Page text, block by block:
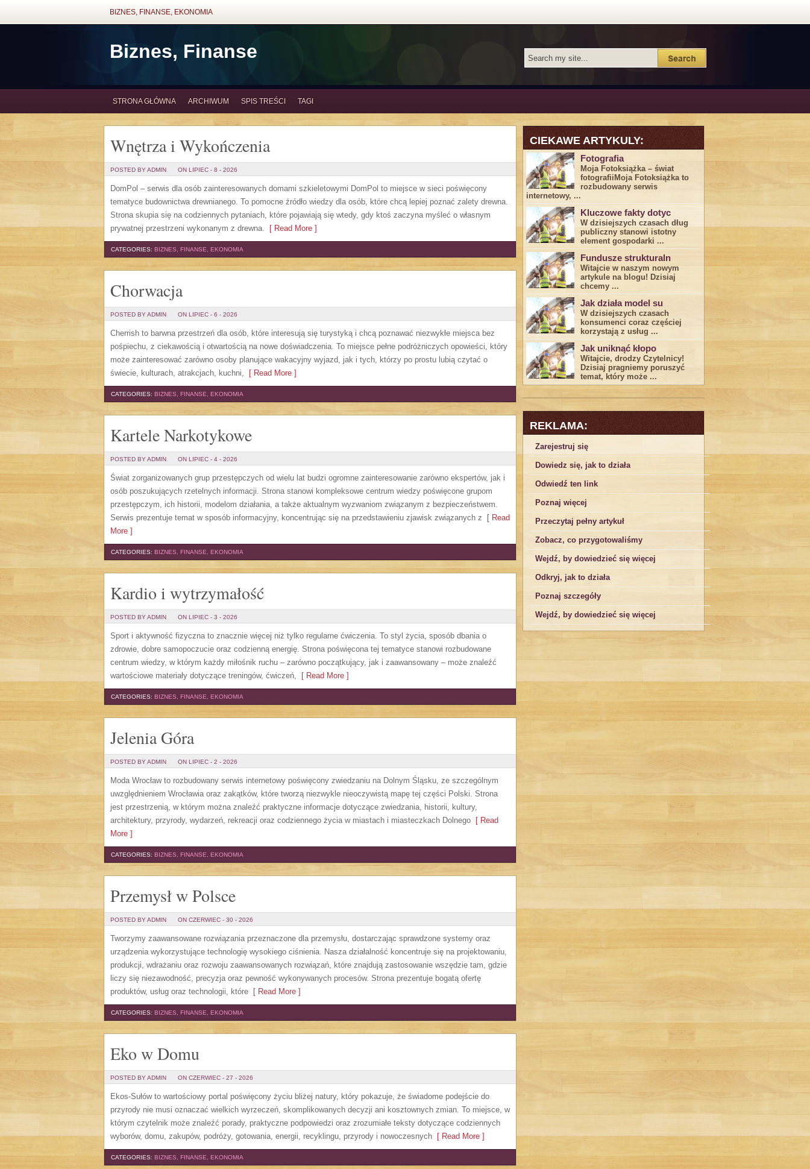
BIZNES, FINANSE, EKONOMIA
Biznes, Finanse
STRONA GŁÓWNA ARCHIWUM SPIS TREŚCI TAGI
Wnętrza i Wykończenia
POSTED BY ADMIN ON LIPIEC - 8 - 2026
DomPol – serwis dla osób zainteresowanych domami szkieletowymi DomPol to miejsce w sieci poświęcony
tematyce budownictwa drewnianego. To pomocne źródło wiedzy dla osób, które chcą lepiej poznać zalety drewna.
Strona skupia się na codziennych pytaniach, które pojawiają się wtedy, gdy ktoś zaczyna myśleć o własnym
prywatnej przestrzeni wykonanym z drewna. [ Read More ]
CATEGORIES: BIZNES, FINANSE, EKONOMIA
Chorwacja
POSTED BY ADMIN ON LIPIEC - 6 - 2026
Cherrish to barwna przestrzeń dla osób, które interesują się turystyką i chcą poznawać niezwykłe miejsca bez
pośpiechu, z ciekawością i otwartością na nowe doświadczenia. To miejsce pełne podróżniczych opowieści, który
może zainteresować zarówno osoby planujące wakacyjny wyjazd, jak i tych, którzy po prostu lubią czytać o
świecie, kulturach, atrakcjach, kuchni, [ Read More ]
CATEGORIES: BIZNES, FINANSE, EKONOMIA
Kartele Narkotykowe
POSTED BY ADMIN ON LIPIEC - 4 - 2026
Świat zorganizowanych grup przestępczych od wielu lat budzi ogromne zainteresowanie zarówno ekspertów, jak i
osób poszukujących rzetelnych informacji. Strona stanowi kompleksowe centrum wiedzy poświęcone grupom
przestępczym, ich historii, modelom działania, a także aktualnym wyzwaniom związanym z bezpieczeństwem.
Serwis prezentuje temat w sposób informacyjny, koncentrując się na przedstawieniu zjawisk związanych z [ Read
More ]
CATEGORIES: BIZNES, FINANSE, EKONOMIA
Kardio i wytrzymałość
POSTED BY ADMIN ON LIPIEC - 3 - 2026
Sport i aktywność fizyczna to znacznie więcej niż tylko regularne ćwiczenia. To styl życia, sposób dbania o
zdrowie, dobre samopoczucie oraz codzienną energię. Strona poświęcona tej tematyce stanowi rozbudowane
centrum wiedzy, w którym każdy miłośnik ruchu – zarówno początkujący, jak i zaawansowany – może znaleźć
wartościowe materiały dotyczące treningów, ćwiczeń, [ Read More ]
CATEGORIES: BIZNES, FINANSE, EKONOMIA
Jelenia Góra
POSTED BY ADMIN ON LIPIEC - 2 - 2026
Moda Wrocław to rozbudowany serwis internetowy poświęcony zwiedzaniu na Dolnym Śląsku, ze szczególnym
uwzględnieniem Wrocławia oraz zakątków, które tworzą niezwykle nieoczywistą mapę tej części Polski. Strona
jest przestrzenią, w którym można znaleźć praktyczne informacje dotyczące zwiedzania, historii, kultury,
architektury, przyrody, wydarzeń, rekreacji oraz codziennego życia w miastach i miasteczkach Dolnego [ Read
More ]
CATEGORIES: BIZNES, FINANSE, EKONOMIA
Przemysł w Polsce
POSTED BY ADMIN ON CZERWIEC - 30 - 2026
Tworzymy zaawansowane rozwiązania przeznaczone dla przemysłu, dostarczając sprawdzone systemy oraz
urządzenia wykorzystujące technologię wysokiego ciśnienia. Nasza działalność koncentruje się na projektowaniu,
produkcji, wdrażaniu oraz rozwoju zaawansowanych rozwiązań, które znajdują zastosowanie wszędzie tam, gdzie
liczy się niezawodność, precyzja oraz pewność wykonywanych procesów. Strona prezentuje bogatą ofertę
produktów, usług oraz technologii, które [ Read More ]
CATEGORIES: BIZNES, FINANSE, EKONOMIA
Eko w Domu
POSTED BY ADMIN ON CZERWIEC - 27 - 2026
Ekos-Sułów to wartościowy portal poświęcony życiu bliżej natury, który pokazuje, że świadome podejście do
przyrody nie musi oznaczać wielkich wyrzeczeń, skomplikowanych decyzji ani kosztownych zmian. To miejsce, w
którym czytelnik może znaleźć porady, praktyczne podpowiedzi oraz zrozumiałe teksty dotyczące codziennych
wyborów, domu, zakupów, podróży, gotowania, energii, recyklingu, przyrody i nowoczesnych [ Read More ]
CATEGORIES: BIZNES, FINANSE, EKONOMIA
CIEKAWE ARTYKULY:
Fotografia
Moja Fotoksiążka – świat
fotografiiMoja Fotoksiążka to
rozbudowany serwis
internetowy, ...
Kluczowe fakty dotyc
W dzisiejszych czasach dług
publiczny stanowi istotny
element gospodarki ...
Fundusze strukturaln
Witajcie w naszym nowym
artykule na blogu! Dzisiaj
chcemy ...
Jak działa model su
W dzisiejszych czasach
konsumenci ‌coraz częściej
korzystają z usług⁤ ...
Jak uniknąć kłopo
Witajcie, drodzy Czytelnicy!
Dzisiaj pragniemy poruszyć
temat, który może ...
REKLAMA:
Zarejestruj się
Dowiedz się, jak to działa
Odwiedź ten link
Poznaj więcej
Przeczytaj pełny artykuł
Zobacz, co przygotowaliśmy
Wejdź, by dowiedzieć się więcej
Odkryj, jak to działa
Poznaj szczegóły
Wejdź, by dowiedzieć się więcej